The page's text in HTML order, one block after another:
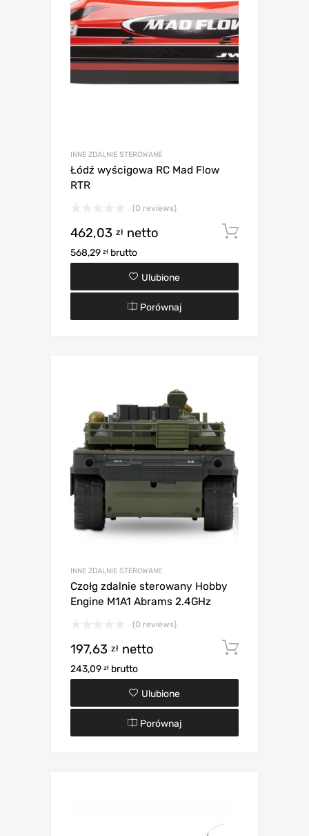
INNE ZDALNIE STEROWANE
Łódź wyścigowa RC Mad Flow
RTR
(0 reviews)
462,03 zł netto
568,29 zł brutto
Ulubione
Porównaj
INNE ZDALNIE STEROWANE
Czołg zdalnie sterowany Hobby
Engine M1A1 Abrams 2.4GHz
(0 reviews)
197,63 zł netto
243,09 zł brutto
Ulubione
Porównaj